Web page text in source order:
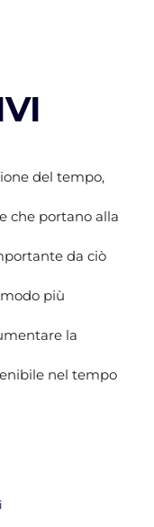
del tempo,
che portano alla
da ciò
più
la
nel tempo